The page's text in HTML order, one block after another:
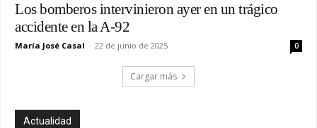
Los bomberos intervinieron ayer en un trágico
accidente en la A-92
María José Casal - 22 de junio de 2025 0
Cargar más
Actualidad